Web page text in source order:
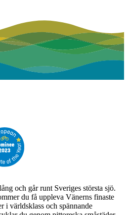
och går runt Sveriges största sjö.
du få uppleva Vänerns finaste
i världsklass och spännande